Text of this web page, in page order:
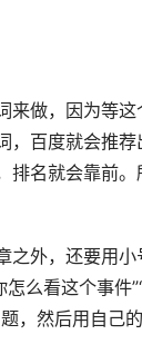
来做，因为等
，百度就会推
排名就会靠前
之外，还要用小
怎么看这个事件
，然后用自己